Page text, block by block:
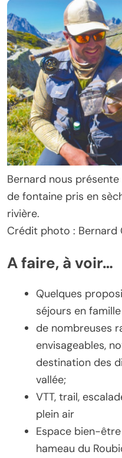
Bernard nous
de fontaine pris en
rivière.
Crédit photo : Bernard
A faire, à voir…
Quelques
séjours en famille
de nombreuses
envisageables,
destination des
vallée;
VTT, trail,
plein air
Espace bien-être
hameau du